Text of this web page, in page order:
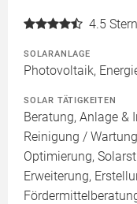
4.5
SOLARANLAGE
Photovoltaik,
SOLAR TÄTIGKEITEN
Beratung, Anlage &
Reinigung /
Optimierung,
Erweiterung,